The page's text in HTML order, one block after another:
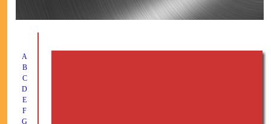
A
B
C
D
E
F
G